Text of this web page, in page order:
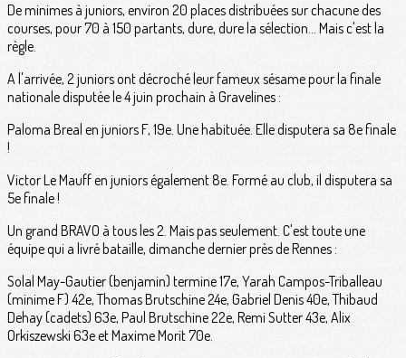
De minimes à juniors, environ 20 places distribuées sur chacune des
courses, pour 70 à 150 partants, dure, dure la sélection... Mais c'est la
règle.
A l'arrivée, 2 juniors ont décroché leur fameux sésame pour la finale
nationale disputée le 4 juin prochain à Gravelines :
Paloma Breal en juniors F, 19e. Une habituée. Elle disputera sa 8e finale
!
Victor Le Mauff en juniors également 8e. Formé au club, il disputera sa
5e finale !
Un grand BRAVO à tous les 2. Mais pas seulement. C'est toute une
équipe qui a livré bataille, dimanche dernier près de Rennes :
Solal May-Gautier (benjamin) termine 17e, Yarah Campos-Triballeau
(minime F) 42e, Thomas Brutschine 24e, Gabriel Denis 40e, Thibaud
Dehay (cadets) 63e, Paul Brutschine 22e, Remi Sutter 43e, Alix
Orkiszewski 63e et Maxime Morit 70e.